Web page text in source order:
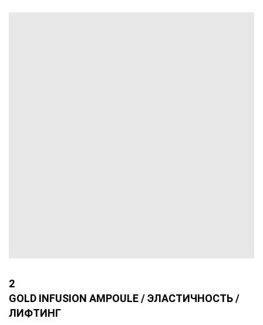
2
GOLD INFUSION AMPOULE / ЭЛАСТИЧНОСТЬ /
ЛИФТИНГ